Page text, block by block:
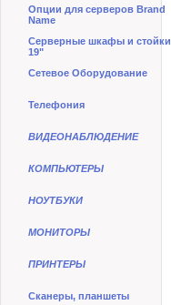
Опции для серверов Brand
Name
Серверные шкафы и стойки
19"
Сетевое Оборудование
Телефония
ВИДЕОНАБЛЮДЕНИЕ
КОМПЬЮТЕРЫ
НОУТБУКИ
МОНИТОРЫ
ПРИНТЕРЫ
Сканеры, планшеты